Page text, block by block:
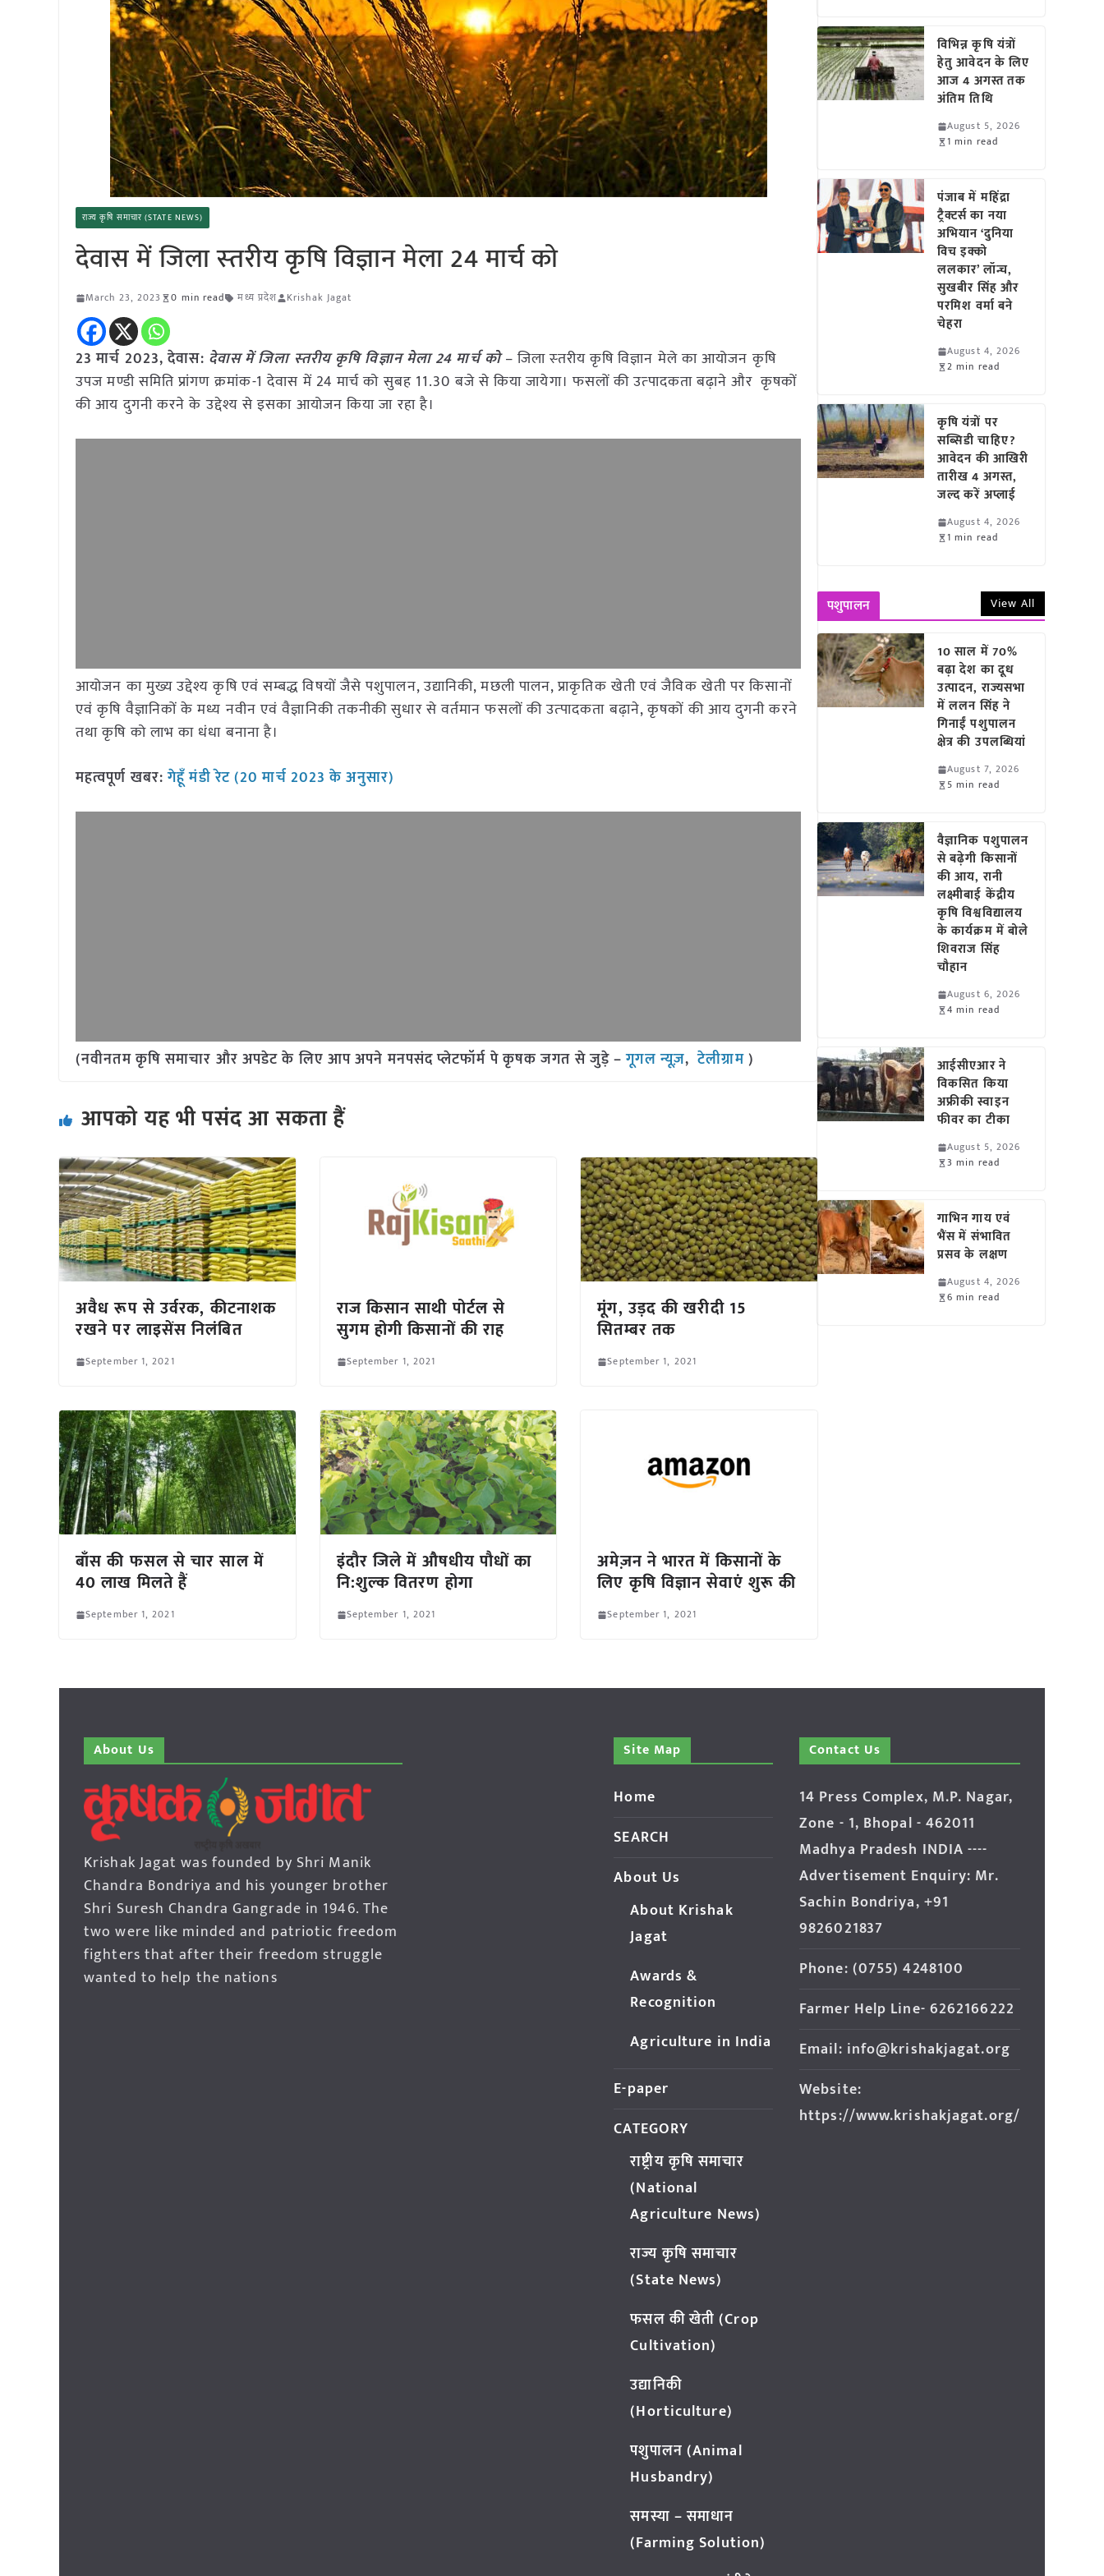
राज्य कृषि समाचार (STATE NEWS)
देवास में जिला स्‍तरीय कृषि विज्ञान मेला 24 मार्च को
March 23, 2023 0 min read मध्य प्रदेश Krishak Jagat
23 मार्च 2023,देवास: देवास में जिला स्‍तरीय कृषि विज्ञान मेला 24 मार्च को– जिला स्‍तरीय कृषि विज्ञान मेले का आयोजन कृषि
उपज मण्डी समिति प्रांगण क्रमांक-1 देवास में 24 मार्च को सुबह 11.30 बजे से किया जायेगा। फसलों की उत्‍पादकता बढ़ाने और कृषकों
की आय दुगनी करने के उद्देश्य से इसका आयोजन किया जा रहा है।
आयोजन का मुख्य उद्देश्य कृषि एवं सम्बद्ध विषयों जैसे पशुपालन, उद्यानिकी, मछली पालन, प्राकृतिक खेती एवं जैविक खेती पर किसानों
एवं कृषि वैज्ञानिकों के मध्य नवीन एवं वैज्ञानिकी तकनीकी सुधार से वर्तमान फसलों की उत्‍पादकता बढ़ाने, कृषकों की आय दुगनी करने
तथा कृषि को लाभ का धंधा बनाना है।
महत्वपूर्ण खबर:गेहूँ मंडी रेट (20 मार्च 2023 के अनुसार)
(नवीनतम कृषि समाचार और अपडेट के लिए आप अपने मनपसंद प्लेटफॉर्म पे कृषक जगत से जुड़े –गूगल न्यूज़,टेलीग्राम)
आपको यह भी पसंद आ सकता हैं
अवैध रूप से उर्वरक, कीटनाशक
रखने पर लाइसेंस निलंबित
September 1, 2021
राज किसान साथी पोर्टल से
सुगम होगी किसानों की राह
September 1, 2021
मूंग, उड़द की खरीदी 15
सितम्बर तक
September 1, 2021
बाँस की फसल से चार साल में
40 लाख मिलते हैं
September 1, 2021
इंदौर जिले में औषधीय पौधों का
नि:शुल्क वितरण होगा
September 1, 2021
अमेज़न ने भारत में किसानों के
लिए कृषि विज्ञान सेवाएं शुरू की
September 1, 2021
विभिन्न कृषि यंत्रों
हेतु आवेदन के लिए
आज 4 अगस्त तक
अंतिम तिथि
August 5, 2026
1 min read
पंजाब में महिंद्रा
ट्रैक्टर्स का नया
अभियान ‘दुनिया
विच इक्को
ललकार’ लॉन्च,
सुखबीर सिंह और
परमिश वर्मा बने
चेहरा
August 4, 2026
2 min read
कृषि यंत्रों पर
सब्सिडी चाहिए?
आवेदन की आखिरी
तारीख 4 अगस्त,
जल्द करें अप्लाई
August 4, 2026
1 min read
पशुपालन View All
10 साल में 70%
बढ़ा देश का दूध
उत्पादन, राज्यसभा
में ललन सिंह ने
गिनाईं पशुपालन
क्षेत्र की उपलब्धियां
August 7, 2026
5 min read
वैज्ञानिक पशुपालन
से बढ़ेगी किसानों
की आय, रानी
लक्ष्मीबाई केंद्रीय
कृषि विश्वविद्यालय
के कार्यक्रम में बोले
शिवराज सिंह
चौहान
August 6, 2026
4 min read
आईसीएआर ने
विकसित किया
अफ्रीकी स्वाइन
फीवर का टीका
August 5, 2026
3 min read
गाभिन गाय एवं
भैंस में संभावित
प्रसव के लक्षण
August 4, 2026
6 min read
About Us
Krishak Jagat was founded by Shri Manik
Chandra Bondriya and his younger brother
Shri Suresh Chandra Gangrade in 1946. The
two were like minded and patriotic freedom
fighters that after their freedom struggle
wanted to help the nations
Site Map
Home
SEARCH
About Us
About Krishak
Jagat
Awards &
Recognition
Agriculture in India
E-paper
CATEGORY
राष्ट्रीय कृषि समाचार
(National
Agriculture News)
राज्य कृषि समाचार
(State News)
फसल की खेती (Crop
Cultivation)
उद्यानिकी
(Horticulture)
पशुपालन (Animal
Husbandry)
समस्या – समाधान
(Farming Solution)
Contact Us
14 Press Complex, M.P. Nagar,
Zone - 1, Bhopal - 462011
Madhya Pradesh INDIA ----
Advertisement Enquiry: Mr.
Sachin Bondriya, +91
9826021837
Phone: (0755) 4248100
Farmer Help Line- 6262166222
Email: info@krishakjagat.org
Website:
https://www.krishakjagat.org/